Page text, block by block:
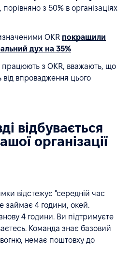
, порівняно з 50% в організаціях
OKR покращили
дух на 35%
працюють з OKR, вважають, що
впровадження цього
відбувається
організації
відстежує "середній час
займає 4 години, окей.
4 години. Ви підтримуєте
Команда знає базовий
немає поштовху до